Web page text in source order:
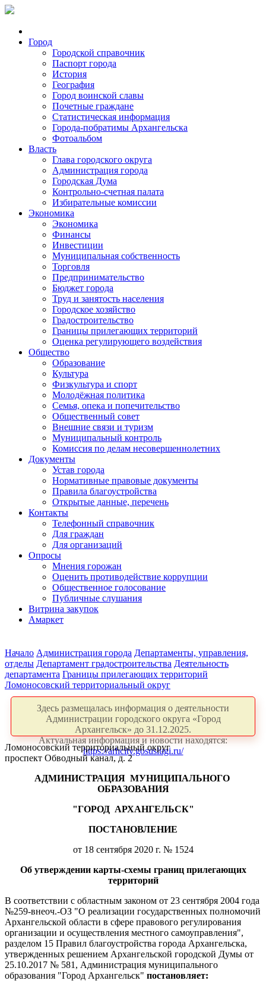
Город
Городской справочник
Паспорт города
История
География
Город воинской славы
Почетные граждане
Статистическая информация
Города-побратимы Архангельска
Фотоальбом
Власть
Глава городского округа
Администрация города
Городская Дума
Контрольно-счетная палата
Избирательные комиссии
Экономика
Экономика
Финансы
Инвестиции
Муниципальная собственность
Торговля
Предпринимательство
Бюджет города
Труд и занятость населения
Городское хозяйство
Градостроительство
Границы прилегающих территорий
Оценка регулирующего воздействия
Общество
Образование
Культура
Физкультура и спорт
Молодёжная политика
Семья, опека и попечительство
Общественный совет
Внешние связи и туризм
Муниципальный контроль
Комиссия по делам несовершеннолетних
Документы
Устав города
Нормативные правовые документы
Правила благоустройства
Открытые данные, перечень
Контакты
Телефонный справочник
Для граждан
Для организаций
Опросы
Мнения горожан
Оценить противодействие коррупции
Общественное голосование
Публичные слушания
Витрина закупок
Амаркет
Начало Администрация города Департаменты, управления,
отделы Департамент градостроительства Деятельность
департамента Границы прилегающих территорий
Ломоносовский территориальный округ
Здесь размещалась информация о деятельности
Администрации городского округа «Город
Архангельск» до 31.12.2025.
Актуальная информация и новости находятся:
https://arhcity.gosuslugi.ru/
Ломоносовский территориальный округ
проспект Обводный канал, д. 2
АДМИНИСТРАЦИЯ МУНИЦИПАЛЬНОГО
ОБРАЗОВАНИЯ
"ГОРОД АРХАНГЕЛЬСК"
ПОСТАНОВЛЕНИЕ
от 18 сентября 2020 г. № 1524
Об утверждении карты-схемы границ прилегающих
территорий
В соответствии с областным законом от 23 сентября 2004 года
№259-внеоч.-ОЗ "О реализации государственных полномочий
Архангельской области в сфере правового регулирования
организации и осуществления местного самоуправления",
разделом 15 Правил благоустройства города Архангельска,
утвержденных решением Архангельской городской Думы от
25.10.2017 № 581, Администрация муниципального
образования "Город Архангельск" постановляет: